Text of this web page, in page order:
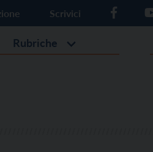
Scrivici
Rubriche